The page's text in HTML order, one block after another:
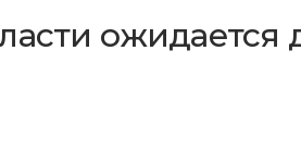
ожидается